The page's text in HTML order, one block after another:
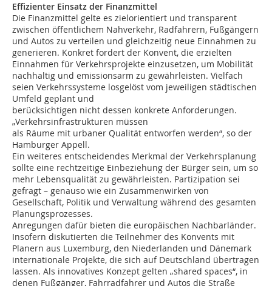
Effizienter Einsatz der Finanzmittel
Die Finanzmittel gelte es zielorientiert und transparent
zwischen öffentlichem Nahverkehr, Radfahrern, Fußgängern
und Autos zu verteilen und gleichzeitig neue Einnahmen zu
generieren. Konkret fordert der Konvent, die erzielten
Einnahmen für Verkehrsprojekte einzusetzen, um Mobilität
nachhaltig und emissionsarm zu gewährleisten. Vielfach
seien Verkehrssysteme losgelöst vom jeweiligen städtischen
Umfeld geplant und
berücksichtigen nicht dessen konkrete Anforderungen.
„Verkehrsinfrastrukturen müssen
als Räume mit urbaner Qualität entworfen werden“, so der
Hamburger Appell.
Ein weiteres entscheidendes Merkmal der Verkehrsplanung
sollte eine rechtzeitige Einbeziehung der Bürger sein, um so
mehr Lebensqualität zu gewährleisten. Partizipation sei
gefragt – genauso wie ein Zusammenwirken von
Gesellschaft, Politik und Verwaltung während des gesamten
Planungsprozesses.
Anregungen dafür bieten die europäischen Nachbarländer.
Insofern diskutierten die Teilnehmer des Konvents mit
Planern aus Luxemburg, den Niederlanden und Dänemark
internationale Projekte, die sich auf Deutschland übertragen
lassen. Als innovatives Konzept gelten „shared spaces“, in
denen Fußgänger, Fahrradfahrer und Autos die Straße